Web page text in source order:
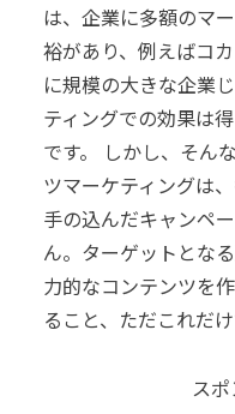
は、企業に多額のマ
裕があり、例えばコ
に規模の大きな企業
ティングでの効果は
です。
しかし、そん
ツマーケティングは
手の込んだキャンペ
ん。 ターゲットとな
力的なコンテンツを
ること、ただこれだけ
ス